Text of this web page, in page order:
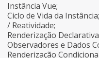
Instância Vue;
Ciclo de Vida da Instância;
/ Reatividade;
Renderização
Observadores e Dados
Renderização